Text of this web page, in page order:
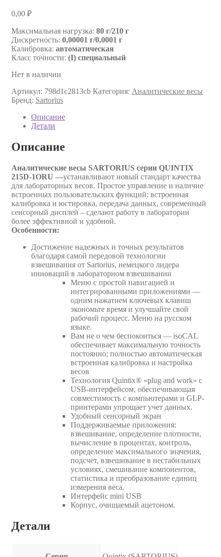
0,00 ₽
Максимальная нагрузка: 80 г/210 г
Дискретность: 0,00001 г/0,0001 г
Калибровка: автоматическая
Класс точности: (I) специальный
Нет в наличии
Артикул: 798d1c2813cb Категория: Аналитические весы
Бренд: Sartorius
Описание
Детали
Описание
Аналитические весы SARTORIUS серии QUINTIX
215D-1ORU —устанавливают новый стандарт качества
для лабораторных весов. Простое управление и наличие
встроенных пользовательских функций: встроенная
калибровка и юстировка, передача данных, современный
сенсорный дисплей – сделают работу в лаборатории
более эффективной и удобной.
Особенности:
Достижение надежных и точных результатов
благодаря самой передовой технологии
взвешивания от Sartorius, немецкого лидера
инноваций в лабораторном взвешивании
Меню с простой навигацией и
интегрированными приложениями —
одним нажатием ключевых клавиш
экономьте время и улучшайте свой
рабочий процесс. Меню на русском
языке.
Вам не о чем беспокоиться — isoCAL
обеспечивает максимальную точность
постоянно; полностью автоматическая
встроенная калибровка и настройка
весов
Технология Quintix® «plug and work» с
USB-интерфейсом, обеспечивающая
совместимость с компьютерами и GLP-
принтерами упрощает учет данных.
Удобный сенсорный экран
Поддерживаемые приложения:
взвешивание, определение плотности,
вычисление в процентах, контроль,
определение максимального значения,
подсчет, взвешивание в нестабильных
условиях, смешивание компонентов,
статистика и преобразование единиц
измерения веса.
Интерфейс mini USB
Корпус, очищаемый ацетоном.
Детали